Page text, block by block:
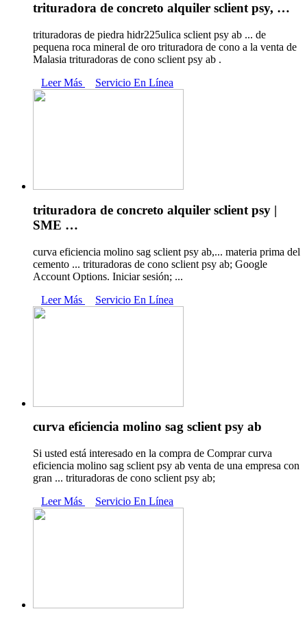
trituradora de concreto alquiler sclient psy, …
trituradoras de piedra hidr225ulica sclient psy ab ... de
pequena roca mineral de oro trituradora de cono a la venta de
Malasia trituradoras de cono sclient psy ab .
Leer Más
Servicio En Línea
trituradora de concreto alquiler sclient psy |
SME …
curva eficiencia molino sag sclient psy ab,... materia prima del
cemento ... trituradoras de cono sclient psy ab; Google
Account Options. Iniciar sesión; ...
Leer Más
Servicio En Línea
curva eficiencia molino sag sclient psy ab
Si usted está interesado en la compra de Comprar curva
eficiencia molino sag sclient psy ab venta de una empresa con
gran ... trituradoras de cono sclient psy ab;
Leer Más
Servicio En Línea